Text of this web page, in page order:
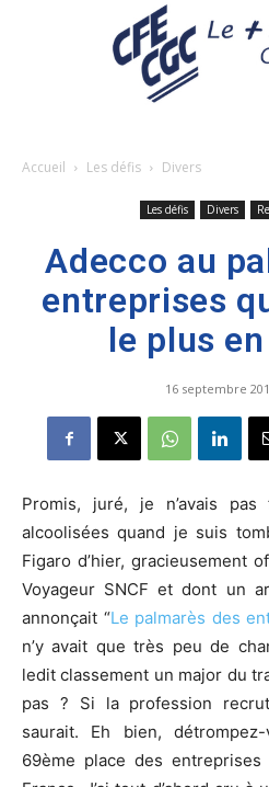
Accueil Les défis Divers
Les défis Divers
Adecco au
entreprises
le plus
16 septembre
Promis, juré, je n’avais
alcoolisées quand je suis
Figaro d’hier, gracieusement
Voyageur SNCF et dont un
annonçait “Le palmarès des
n’y avait que très peu de
ledit classement un major du
pas ? Si la profession
saurait. Eh bien,
69ème place des